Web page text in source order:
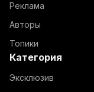
Реклама
Авторы
Топики
Категория
Эксклюзив